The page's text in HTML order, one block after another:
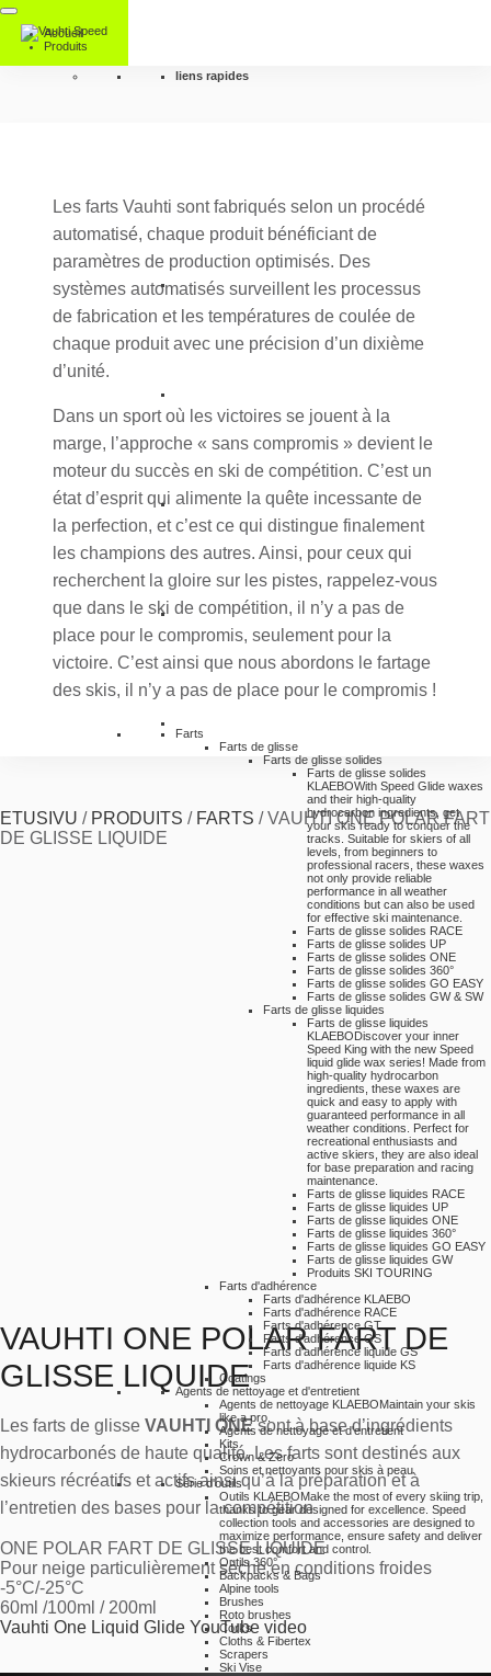
Accueil
Produits
liens rapides
Farts
Farts de glisse
Farts de glisse solides
Farts de glisse solides
KLAEBOWith Speed Glide waxes
and their high-quality
hydrocarbon ingredients, get
your skis ready to conquer the
tracks. Suitable for skiers of all
levels, from beginners to
professional racers, these waxes
not only provide reliable
performance in all weather
conditions but can also be used
for effective ski maintenance.
Farts de glisse solides RACE
Farts de glisse solides UP
Farts de glisse solides ONE
Farts de glisse solides 360°
Farts de glisse solides GO EASY
Farts de glisse solides GW & SW
Farts de glisse liquides
Farts de glisse liquides
KLAEBODiscover your inner
Speed King with the new Speed
liquid glide wax series! Made from
high-quality hydrocarbon
ingredients, these waxes are
quick and easy to apply with
guaranteed performance in all
weather conditions. Perfect for
recreational enthusiasts and
active skiers, they are also ideal
for base preparation and racing
maintenance.
Farts de glisse liquides RACE
Farts de glisse liquides UP
Farts de glisse liquides ONE
Farts de glisse liquides 360°
Farts de glisse liquides GO EASY
Farts de glisse liquides GW
Produits SKI TOURING
Farts d'adhérence
Farts d'adhérence KLAEBO
Farts d'adhérence RACE
Farts d'adhérence GT
Farts d'adhérence GS
Farts d'adhérence liquide GS
Farts d'adhérence liquide KS
Coatings
Agents de nettoyage et d'entretient
Agents de nettoyage KLAEBOMaintain your skis
like a pro.
Agents de nettoyage et d'entretient
Kits
Crown & Zero
Soins et nettoyants pour skis à peau
Série d'outils
Outils KLAEBOMake the most of every skiing trip,
thanks to gear designed for excellence. Speed
collection tools and accessories are designed to
maximize performance, ensure safety and deliver
the best comfort and control.
Outils 360°
Backpacks & Bags
Alpine tools
Brushes
Roto brushes
Corks
Cloths & Fibertex
Scrapers
Ski Vise
Les farts Vauhti sont fabriqués selon un procédé
automatisé, chaque produit bénéficiant de
paramètres de production optimisés. Des
systèmes automatisés surveillent les processus
de fabrication et les températures de coulée de
chaque produit avec une précision d’un dixième
d’unité.
Dans un sport où les victoires se jouent à la
marge, l’approche « sans compromis » devient le
moteur du succès en ski de compétition. C’est un
état d’esprit qui alimente la quête incessante de
la perfection, et c’est ce qui distingue finalement
les champions des autres. Ainsi, pour ceux qui
recherchent la gloire sur les pistes, rappelez-vous
que dans le ski de compétition, il n’y a pas de
place pour le compromis, seulement pour la
victoire. C’est ainsi que nous abordons le fartage
des skis, il n’y a pas de place pour le compromis !
ETUSIVU / PRODUITS / FARTS / VAUHTI ONE POLAR FART
DE GLISSE LIQUIDE
VAUHTI ONE POLAR FART DE
GLISSE LIQUIDE
Les farts de glisse VAUHTI ONEsont à base d’ingrédients
hydrocarbonés de haute qualité. Les farts sont destinés aux
skieurs récréatifs et actifs ainsi qu’à la préparation et à
l’entretien des bases pour la compétition
ONE POLAR FART DE GLISSE LIQUIDE
Pour neige particulièrement sèche en conditions froides
-5°C/-25°C
60ml /100ml / 200ml
Vauhti One Liquid Glide YouTube video